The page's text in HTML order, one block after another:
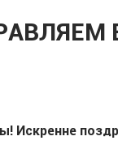
Искренне